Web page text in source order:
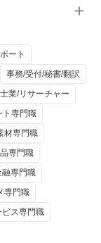
ート
事務/受付/秘書/翻訳
業/リサーチャー
ト専門職
材専門職
専門職
融専門職
専門職
ビス専門職